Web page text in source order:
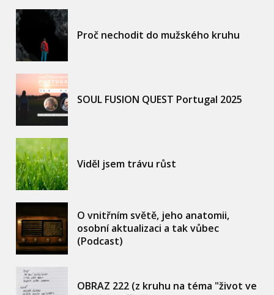
Proč nechodit do mužského kruhu
SOUL FUSION QUEST Portugal 2025
Viděl jsem trávu růst
O vnitřním světě, jeho anatomii,
osobní aktualizaci a tak vůbec
(Podcast)
OBRAZ 222 (z kruhu na téma "život ve